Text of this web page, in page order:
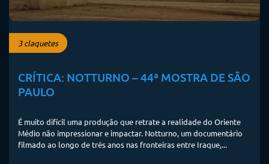
3 claquetes
CRÍTICA: NOTTURNO – 44ª MOSTRA DE SÃO
PAULO
É muito difícil uma produção que retrate a realidade do Oriente
Médio não impressionar e impactar. Notturno, um documentário
filmado ao longo de três anos nas fronteiras entre Iraque,...